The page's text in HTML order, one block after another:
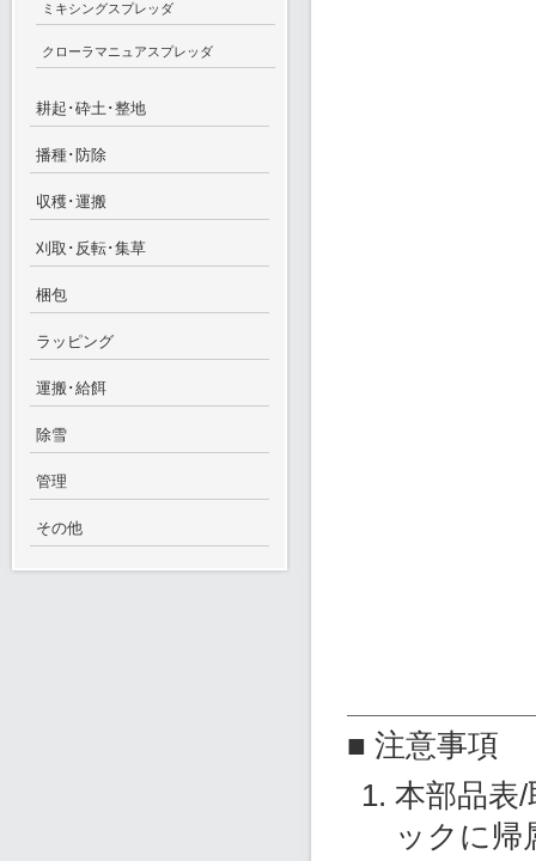
ミキシングスプレッダ
クローラマニュアスプレッダ
耕起･砕土･整地
播種･防除
収穫･運搬
刈取･反転･集草
梱包
ラッピング
運搬･給餌
除雪
管理
その他
■ 注意事項
本部品表
ックに帰